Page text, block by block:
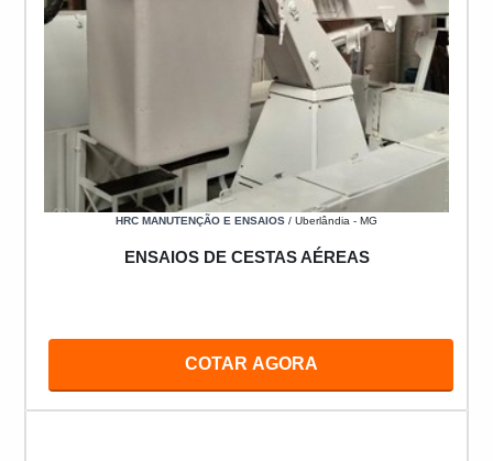
HRC MANUTENÇÃO E ENSAIOS / Uberlândia - MG
ENSAIOS DE CESTAS AÉREAS
COTAR AGORA